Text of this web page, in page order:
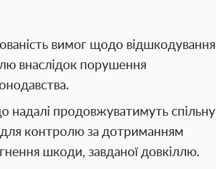
вимог щодо відшкодування
внаслідок порушення
надалі продовжуватимуть спільну
контролю за дотриманням
шкоди, завданої довкіллю.